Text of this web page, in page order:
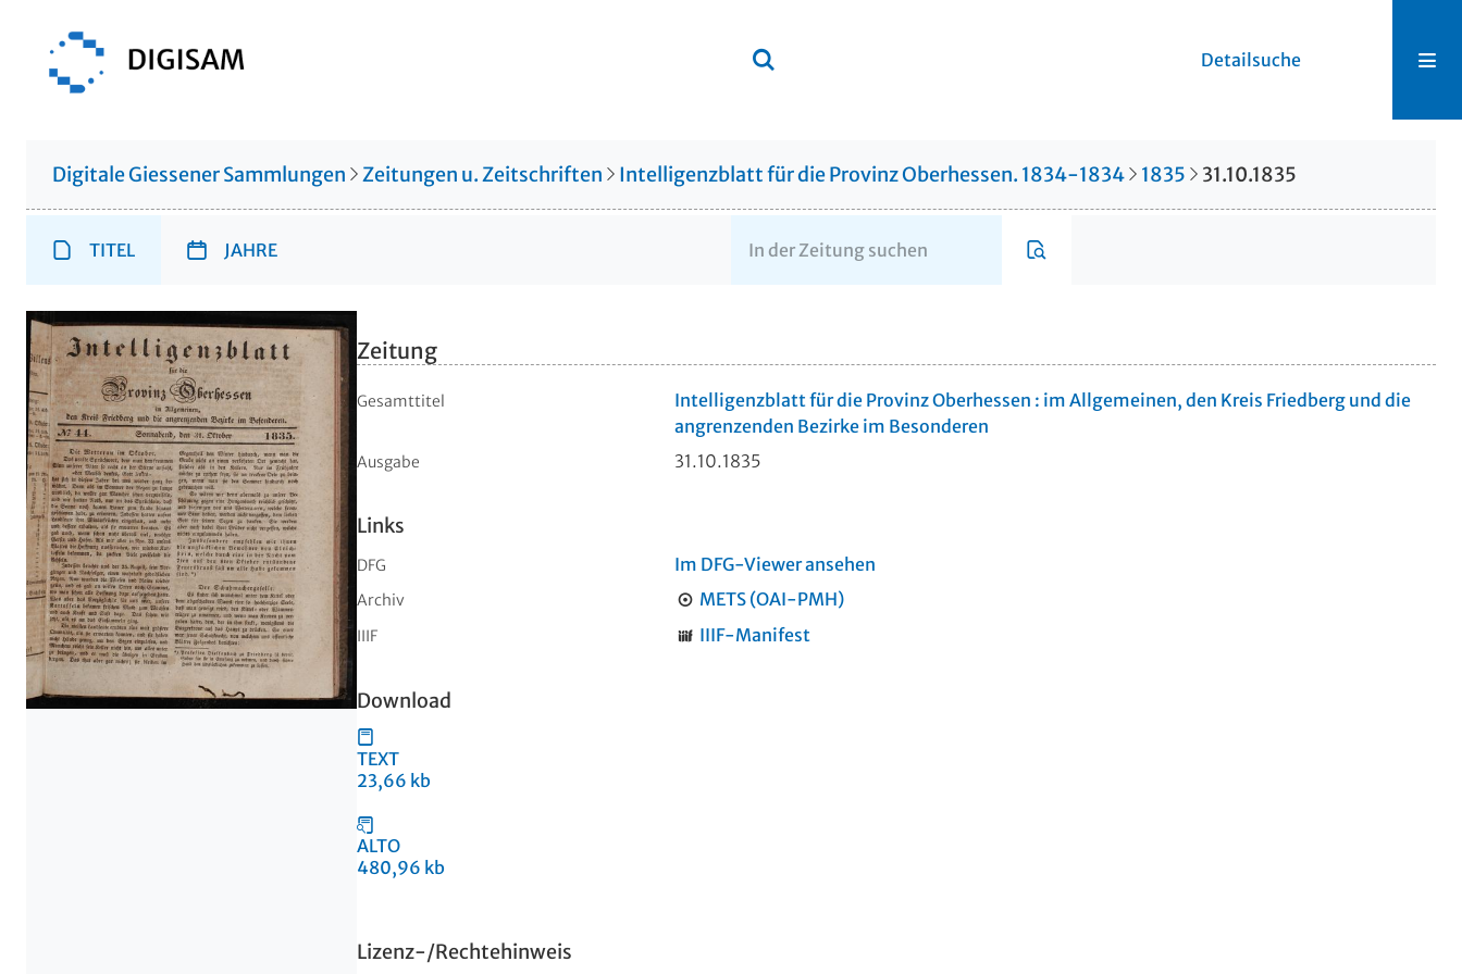
Detailsuche
Digitale Giessener Sammlungen Zeitungen u. Zeitschriften Intelligenzblatt für die Provinz Oberhessen. 1834-1834 1835 31.10.1835
TITEL JAHRE
Zeitung
Gesamttitel
Intelligenzblatt für die Provinz Oberhessen : im Allgemeinen, den Kreis Friedberg und die
angrenzenden Bezirke im Besonderen
Ausgabe 31.10.1835
Links
DFG Im DFG-Viewer ansehen
Archiv METS (OAI-PMH)
IIIF IIIF-Manifest
Download
TEXT
23,66 kb
ALTO
480,96 kb
Lizenz-/Rechtehinweis